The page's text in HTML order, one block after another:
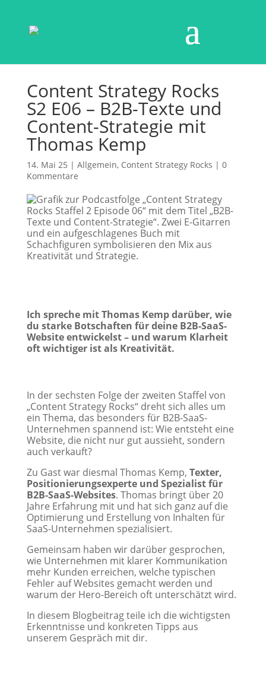
Content Strategy Rocks
S2 E06 – B2B-Texte und
Content-Strategie mit
Thomas Kemp
14. Mai 25 | Allgemein, Content Strategy Rocks | 0
Kommentare
Ich spreche mit Thomas Kemp darüber, wie
du starke Botschaften für deine B2B-SaaS-
Website entwickelst – und warum Klarheit
oft wichtiger ist als Kreativität.
In der sechsten Folge der zweiten Staffel von
„Content Strategy Rocks“ dreht sich alles um
ein Thema, das besonders für B2B-SaaS-
Unternehmen spannend ist: Wie entsteht eine
Website, die nicht nur gut aussieht, sondern
auch verkauft?
Zu Gast war diesmal Thomas Kemp, Texter,
Positionierungsexperte und Spezialist für
B2B-SaaS-Websites. Thomas bringt über 20
Jahre Erfahrung mit und hat sich ganz auf die
Optimierung und Erstellung von Inhalten für
SaaS-Unternehmen spezialisiert.
Gemeinsam haben wir darüber gesprochen,
wie Unternehmen mit klarer Kommunikation
mehr Kunden erreichen, welche typischen
Fehler auf Websites gemacht werden und
warum der Hero-Bereich oft unterschätzt wird.
In diesem Blogbeitrag teile ich die wichtigsten
Erkenntnisse und konkreten Tipps aus
unserem Gespräch mit dir.